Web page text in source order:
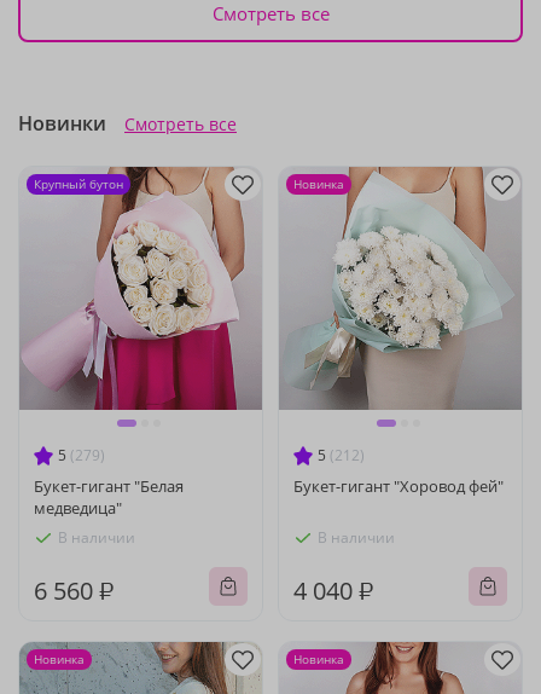
Смотреть все
Новинки Смотреть все
5 (279)
Букет-гигант "Белая
медведица"
В наличии
6 560 ₽
Крупный бутон
5 (212)
Букет-гигант "Хоровод фей"
В наличии
4 040 ₽
Новинка
Новинка Новинка